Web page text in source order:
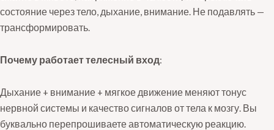
состояние через тело, дыхание, внимание. Не подавлять —
трансформировать.
Почему работает телесный вход:
Дыхание + внимание + мягкое движение меняют тонус
нервной системы и качество сигналов от тела к мозгу. Вы
буквально перепрошиваете автоматическую реакцию.